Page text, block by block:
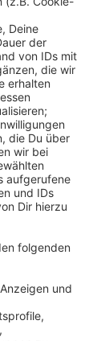
dieser
Nicht
Paket
ist
und
Live-
mehr
Dieses
euch